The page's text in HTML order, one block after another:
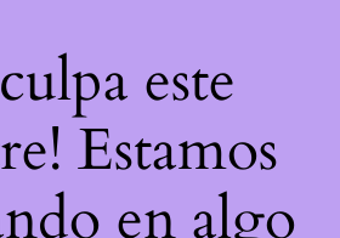
este
Estamos
en algo